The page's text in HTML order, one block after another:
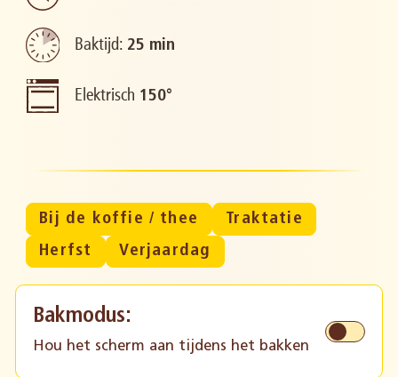
Baktijd: 25 min
Elektrisch 150°
Bij de koffie / thee
Traktatie
Herfst
Verjaardag
Bakmodus:
Hou het scherm aan tijdens het bakken